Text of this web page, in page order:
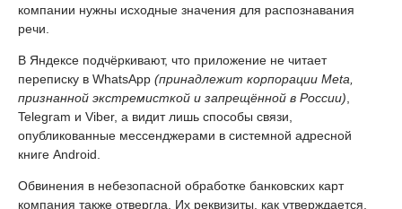
компании нужны исходные значения для распознавания
речи.
В Яндексе подчёркивают, что приложение не читает
переписку в WhatsApp (принадлежит корпорации Meta,
признанной экстремисткой и запрещённой в России)
Telegram и Viber, а видит лишь способы связи,
опубликованные мессенджерами в системной адресной
книге Android.
Обвинения в небезопасной обработке банковских карт
компания также отвергла. Их реквизиты, как утверждается,